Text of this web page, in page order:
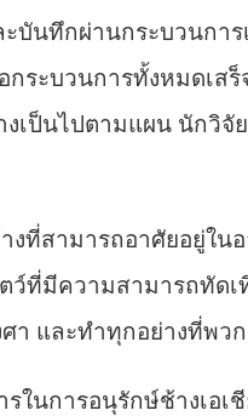
บันทึกผ่านกระบวนกา
กระบวนการทั้งหมดเส
เป็นไปตามแผน นักวิจั
างที่สามารถอาศัยอยู่
ว์ที่มีความสามารถทัด
และทำทุกอย่างที่พว
ในการอนุรักษ์ช้างเอ